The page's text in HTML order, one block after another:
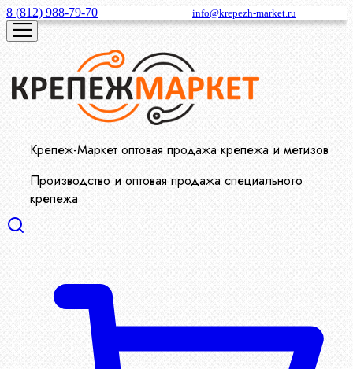
8 (812) 988-79-70 info@krepezh-market.ru
Крепеж-Маркет оптовая продажа крепежа и метизов
Производство и оптовая продажа специального
крепежа